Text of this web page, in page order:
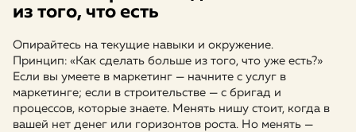
из того, что есть
Опирайтесь на текущие навыки и окружение.
Принцип: «Как сделать больше из того, что уже есть?»
Если вы умеете в маркетинг — начните с услуг в
маркетинге; если в строительстве — с бригад и
процессов, которые знаете. Менять нишу стоит, когда в
вашей нет денег или горизонтов роста. Но менять —